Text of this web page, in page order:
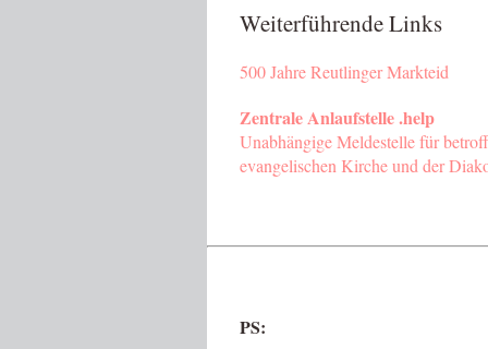
Weiterführende Links
500 Jahre Reutlinger Markteid
Zentrale Anlaufstelle .help
Unabhängige Meldestelle für
evangelischen Kirche und der
PS: